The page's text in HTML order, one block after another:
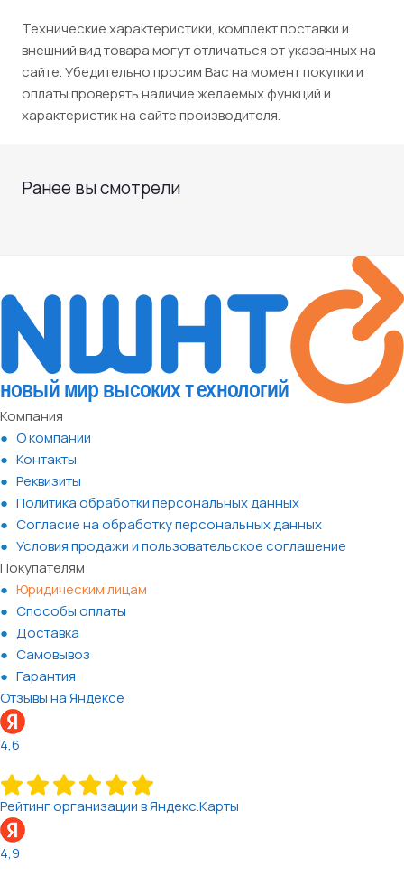
Технические характеристики, комплект поставки и
внешний вид товара могут отличаться от указанных на
сайте. Убедительно просим Вас на момент покупки и
оплаты проверять наличие желаемых функций и
характеристик на сайте производителя.
Ранее вы смотрели
Компания
О компании
Контакты
Реквизиты
Политика обработки персональных данных
Согласие на обработку персональных данных
Условия продажи и пользовательское соглашение
Покупателям
Юридическим лицам
Способы оплаты
Доставка
Самовывоз
Гарантия
Отзывы на Яндексе
4,6
Рейтинг организации в Яндекс.Карты
4,9